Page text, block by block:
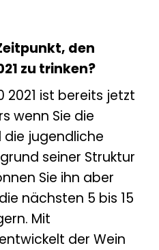
den
zu trinken?
2021 ist bereits jetzt
wenn Sie die
die jugendliche
seiner Struktur
Sie ihn aber
nächsten 5 bis 15
Mit
der Wein